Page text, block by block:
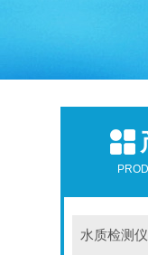
水质检测